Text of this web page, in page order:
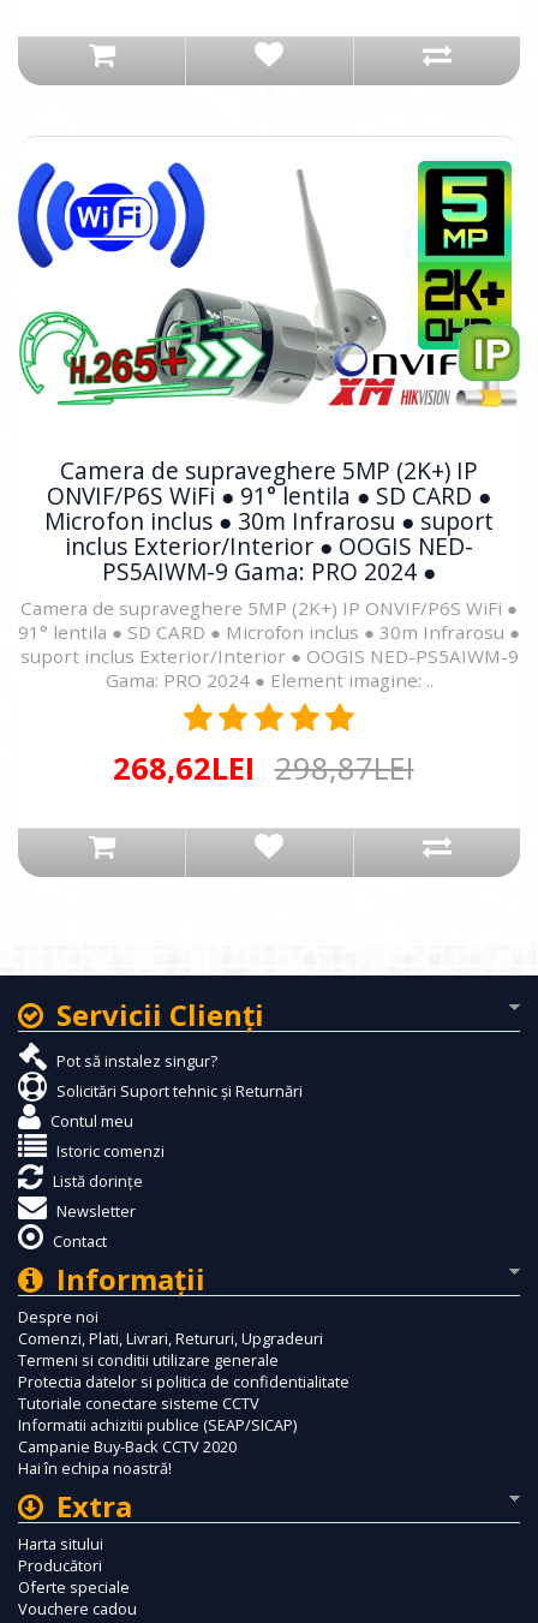
Camera de supraveghere 5MP (2K+) IP
ONVIF/P6S WiFi ● 91° lentila ● SD CARD ●
Microfon inclus ● 30m Infrarosu ● suport
inclus Exterior/Interior ● OOGIS NED-
PS5AIWM-9 Gama: PRO 2024 ●
Camera de supraveghere 5MP (2K+) IP ONVIF/P6S WiFi ●
91° lentila ● SD CARD ● Microfon inclus ● 30m Infrarosu ●
suport inclus Exterior/Interior ● OOGIS NED-PS5AIWM-9
Gama: PRO 2024 ● Element imagine: ..
268,62LEI 298,87LEI
Servicii Clienţi
Pot să instalez singur?
Solicitări Suport tehnic și Returnări
Contul meu
Istoric comenzi
Listă dorințe
Newsletter
Contact
Informaţii
Despre noi
Comenzi, Plati, Livrari, Retururi, Upgradeuri
Termeni si conditii utilizare generale
Protectia datelor si politica de confidentialitate
Tutoriale conectare sisteme CCTV
Informatii achizitii publice (SEAP/SICAP)
Campanie Buy-Back CCTV 2020
Hai în echipa noastră!
Extra
Harta sitului
Producători
Oferte speciale
Vouchere cadou